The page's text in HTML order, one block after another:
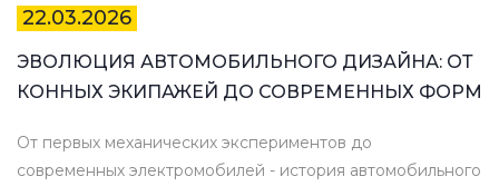
22.03.2026
ЭВОЛЮЦИЯ АВТОМОБИЛЬНОГО ДИЗАЙНА: ОТ
КОННЫХ ЭКИПАЖЕЙ ДО СОВРЕМЕННЫХ ФОРМ
От первых механических экспериментов до
современных электромобилей - история автомобильного